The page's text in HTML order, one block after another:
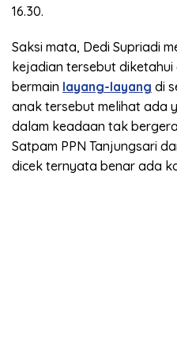
16.30.
Saksi mata, Dedi Supriadi
kejadian tersebut
bermain layang-layang di
anak tersebut melihat ada
dalam keadaan tak
Satpam PPN Tanjungsari
dicek ternyata benar ada